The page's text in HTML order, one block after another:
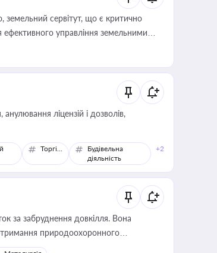
земельний сервітут, що є критично
управління земельними
ліцензій і дозволів,
Торгівля
Будівельна
діяльність
+2
за забруднення довкілля. Вона
природоохоронного